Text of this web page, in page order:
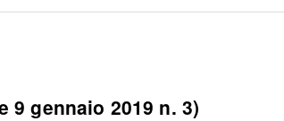
9 gennaio 2019 n. 3)